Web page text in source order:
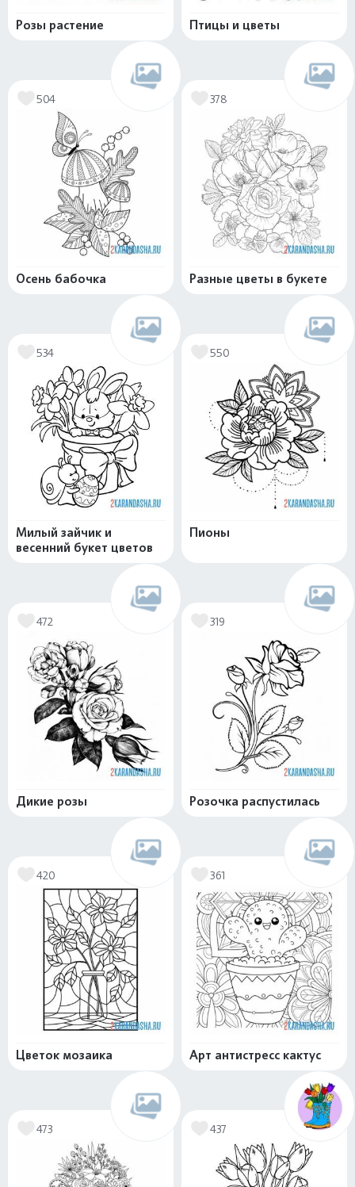
Розы растение Птицы и цветы
504
Осень бабочка
378
Разные цветы в букете
534
Милый зайчик и
весенний букет цветов
550
Пионы
472
Дикие розы
319
Розочка распустилась
420
Цветок мозаика
361
Арт антистресс кактус
473 437